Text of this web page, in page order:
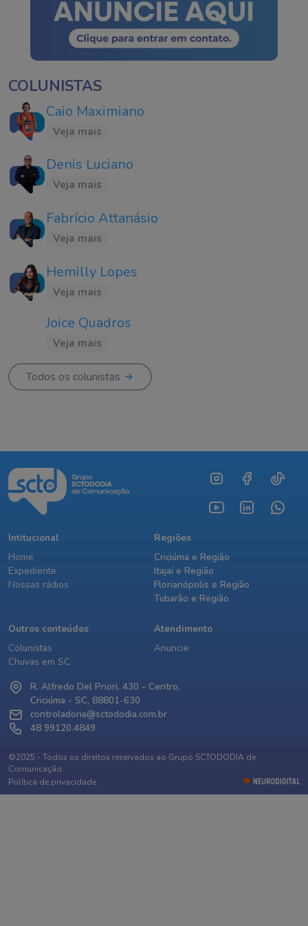
COLUNISTAS
Caio Maximiano
Veja mais
Denis Luciano
Veja mais
Fabrício Attanásio
Veja mais
Hemilly Lopes
Veja mais
Joice Quadros
Veja mais
Todos os colunistas
Intitucional
Home
Expediente
Nossas rádios
Regiões
Criciúma e Região
Itajaí e Região
Florianópolis e Região
Tubarão e Região
Outros conteúdos
Colunistas
Chuvas em SC
Atendimento
Anuncie
R. Alfredo Del Priori, 430 - Centro,
Criciúma - SC, 88801-630
controladoria@sctododia.com.br
48 99120.4849
©2025 - Todos os direitos reservados ao Grupo SCTODODIA de
Comunicação.
Política de privacidade